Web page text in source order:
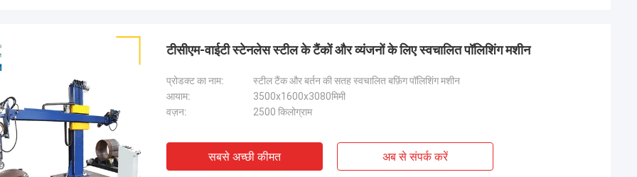
टीसीएम-वाईटी स्टेनलेस स्टील के टैंकों और व्यंजनों के लिए स्वचालित पॉलिशिंग मशीन
प्रोडक्ट का नाम:
स्टील टैंक और बर्तन की सतह स्वचालित बफ़िंग पॉलिशिंग मशीन
आयाम:
3500x1600x3080मिमी
वज़न:
2500 किलोग्राम
सबसे अच्छी कीमत अब से संपर्क करें